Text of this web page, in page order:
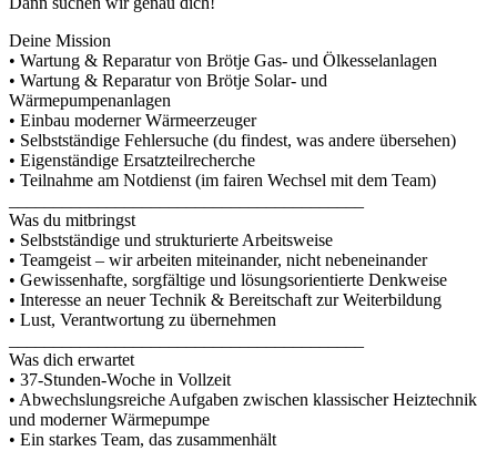
Deine Mission
• Wartung & Reparatur von Brötje Gas- und Ölkesselanlagen
• Wartung & Reparatur von Brötje Solar- und
Wärmepumpenanlagen
• Einbau moderner Wärmeerzeuger
• Selbstständige Fehlersuche (du findest, was andere übersehen)
• Eigenständige Ersatzteilrecherche
• Teilnahme am Notdienst (im fairen Wechsel mit dem Team)
Was du mitbringst
• Selbstständige und strukturierte Arbeitsweise
• Teamgeist – wir arbeiten miteinander, nicht nebeneinander
• Gewissenhafte, sorgfältige und lösungsorientierte Denkweise
• Interesse an neuer Technik & Bereitschaft zur Weiterbildung
• Lust, Verantwortung zu übernehmen
Was dich erwartet
• 37-Stunden-Woche in Vollzeit
• Abwechslungsreiche Aufgaben zwischen klassischer Heiztechnik
und moderner Wärmepumpe
• Ein starkes Team, das zusammenhält